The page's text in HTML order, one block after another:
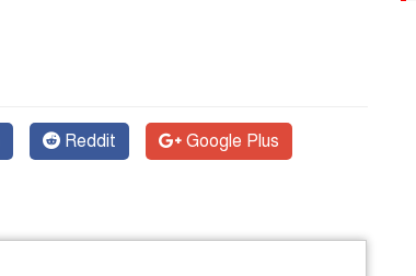
Reddit Google Plus